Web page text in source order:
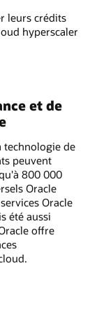
leurs crédits
hyperscaler
et de
technologie de
peuvent
800 000
Oracle
Oracle
été aussi
offre